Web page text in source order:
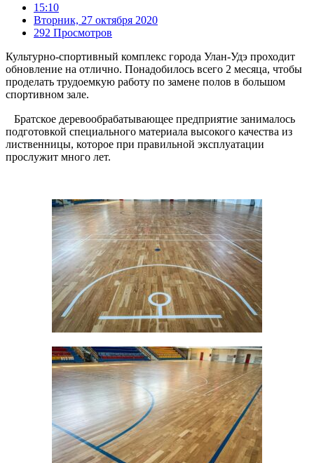
15:10
Вторник, 27 октября 2020
292 Просмотров
Культурно-спортивный комплекс города Улан-Удэ проходит
обновление на отлично. Понадобилось всего 2 месяца, чтобы
проделать трудоемкую работу по замене полов в большом
спортивном зале.
⠀Братское деревообрабатывающее предприятие занималось
подготовкой специального материала высокого качества из
лиственницы, которое при правильной эксплуатации
прослужит много лет.